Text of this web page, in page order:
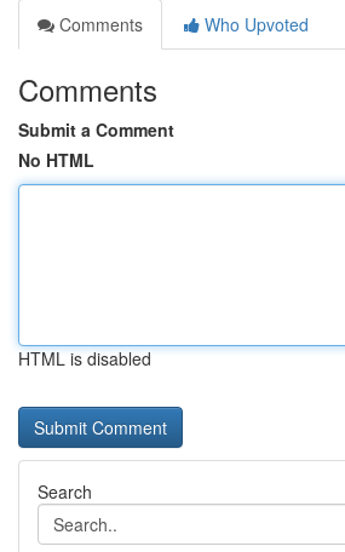
Comments
Who Upvoted
Comments
Submit a Comment
No HTML
HTML is disabled
Search